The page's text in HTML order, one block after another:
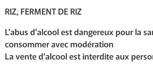
RIZ, FERMENT DE RIZ
L'abus d'alcool est dangereux pour la
consommer avec modération
La vente d'alcool est interdite aux